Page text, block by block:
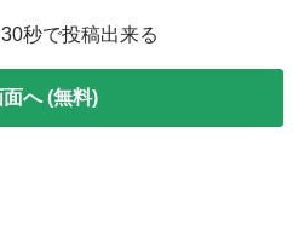
秒で投稿出来る
へ (無料)